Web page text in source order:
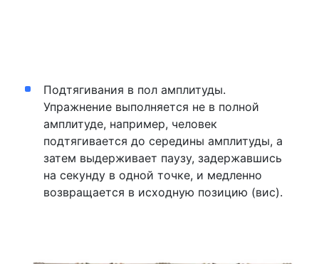
Подтягивания в пол амплитуды.
Упражнение выполняется не в полной
амплитуде, например, человек
подтягивается до середины амплитуды, а
затем выдерживает паузу, задержавшись
на секунду в одной точке, и медленно
возвращается в исходную позицию (вис).